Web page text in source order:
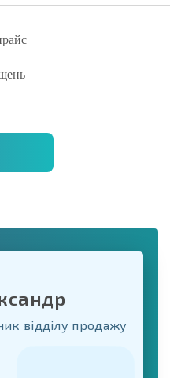
відділу продажу